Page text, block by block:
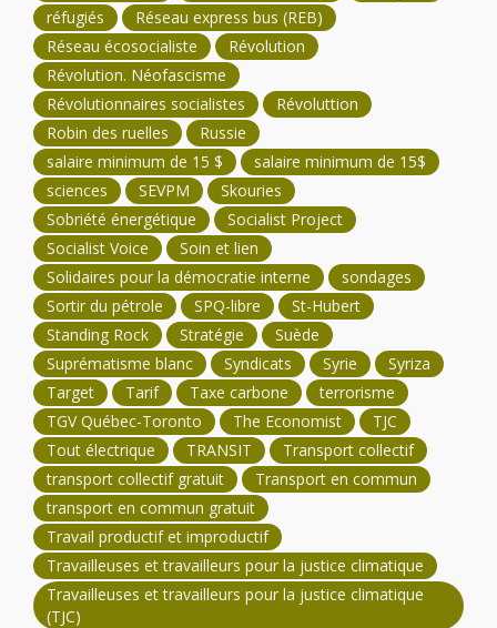
réfugiés
Réseau express bus (REB)
Réseau écosocialiste
Révolution
Révolution. Néofascisme
Révolutionnaires socialistes
Révoluttion
Robin des ruelles
Russie
salaire minimum de 15 $
salaire minimum de 15$
sciences
SEVPM
Skouries
Sobriété énergétique
Socialist Project
Socialist Voice
Soin et lien
Solidaires pour la démocratie interne
sondages
Sortir du pétrole
SPQ-libre
St-Hubert
Standing Rock
Stratégie
Suède
Suprématisme blanc
Syndicats Syrie
Syriza
Target
Tarif Taxe carbone
terrorisme
TGV Québec-Toronto
The Economist
TJC
Tout électrique
TRANSIT
Transport collectif
transport collectif gratuit
Transport en commun
transport en commun gratuit
Travail productif et improductif
Travailleuses et travailleurs pour la justice climatique
Travailleuses et travailleurs pour la justice climatique
(TJC)